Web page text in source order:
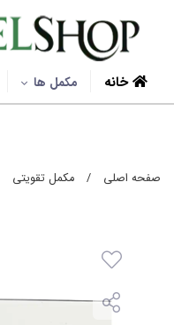
خانه مکمل ها
صفحه اصلی / مکمل تقویتی